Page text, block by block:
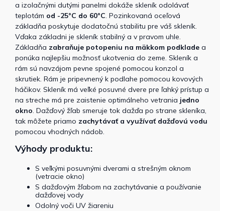
a izolačnými dutými panelmi dokáže skleník odolávať
teplotám od -25°C do 60°C. Pozinkovaná oceľová
základňa poskytuje dodatočnú stabilitu pre váš skleník.
Vďaka základni je skleník stabilný a v pravom uhle.
Základňa zabraňuje potopeniu na mäkkom podklade a
ponúka najlepšiu možnosť ukotvenia do zeme. Skleník a
rám sú navzájom pevne spojené pomocou konzol a
skrutiek. Rám je pripevnený k podlahe pomocou kovových
háčikov. Skleník má veľké posuvné dvere pre ľahký prístup a
na streche má pre zaistenie optimálneho vetrania jedno
okno. Dažďový žľab smeruje tok dažďa po strane skleníka,
tak môžete priamo zachytávať a využívať dažďovú vodu
pomocou vhodných nádob.
Výhody produktu:
S veľkými posuvnými dverami a strešným oknom
(vetracie okno)
S dažďovým žľabom na zachytávanie a používanie
dažďovej vody
Odolný voči UV žiareniu